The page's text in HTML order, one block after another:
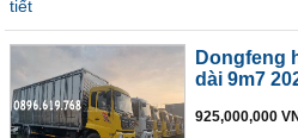
tiết
Dongfeng
dài 9m7
925,000,000